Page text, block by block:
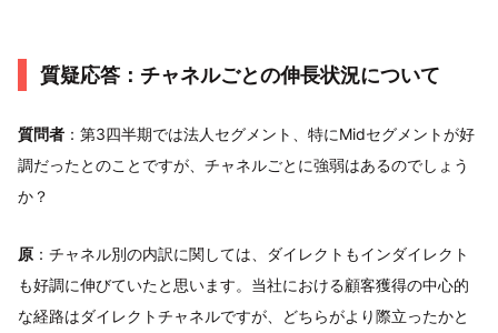
質疑応答：チャネルごとの伸長状況について
質問者 ：第3四半期では法人セグメント、特にMidセグメントが好
調だったとのことですが、チャネルごとに強弱はあるのでしょう
か？
原 ：チャネル別の内訳に関しては、ダイレクトもインダイレクト
も好調に伸びていたと思います。当社における顧客獲得の中心的
な経路はダイレクトチャネルですが、どちらがより際立ったかと